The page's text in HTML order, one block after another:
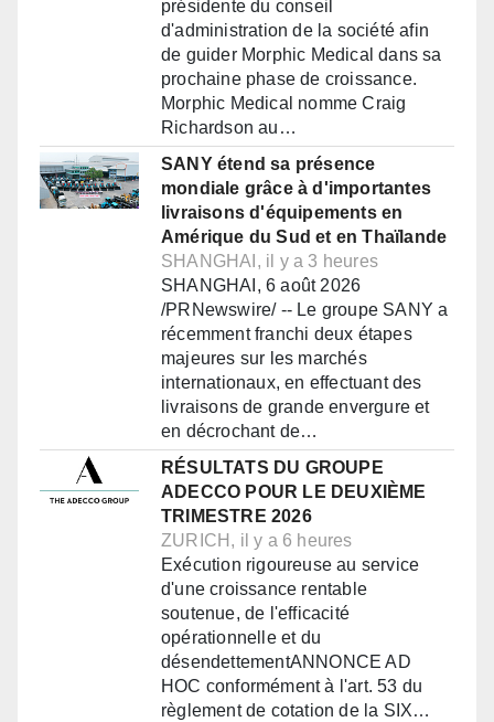
présidente du conseil
d'administration de la société afin
de guider Morphic Medical dans sa
prochaine phase de croissance.
Morphic Medical nomme Craig
Richardson au…
SANY étend sa présence
mondiale grâce à d'importantes
livraisons d'équipements en
Amérique du Sud et en Thaïlande
SHANGHAI, il y a 3 heures
SHANGHAI, 6 août 2026
/PRNewswire/ -- Le groupe SANY a
récemment franchi deux étapes
majeures sur les marchés
internationaux, en effectuant des
livraisons de grande envergure et
en décrochant de…
RÉSULTATS DU GROUPE
ADECCO POUR LE DEUXIÈME
TRIMESTRE 2026
ZURICH, il y a 6 heures
Exécution rigoureuse au service
d'une croissance rentable
soutenue, de l'efficacité
opérationnelle et du
désendettementANNONCE AD
HOC conformément à l'art. 53 du
règlement de cotation de la SIX…